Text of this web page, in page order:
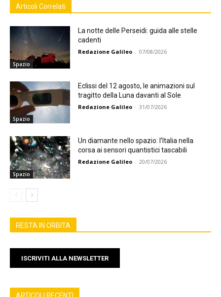
Articoli Correlati
Spazio
La notte delle Perseidi: guida alle stelle
cadenti
Redazione Galileo - 07/08/2026
Spazio
Eclissi del 12 agosto, le animazioni sul
tragitto della Luna davanti al Sole
Redazione Galileo - 31/07/2026
Spazio
Un diamante nello spazio: l’Italia nella
corsa ai sensori quantistici tascabili
Redazione Galileo - 20/07/2026
RESTA IN ORBITA
ISCRIVITI ALLA NEWSLETTER